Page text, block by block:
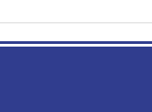
á